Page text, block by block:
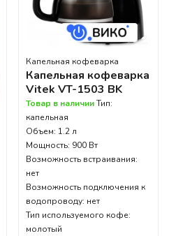
Капельная кофеварка
Капельная кофеварка
Vitek VT-1503 BK
Товар в наличииТип:
капельная
Объем: 1.2 л
Мощность: 900 Вт
Возможность встраивания:
нет
Возможность подключения к
водопроводу: нет
Тип используемого кофе:
молотый